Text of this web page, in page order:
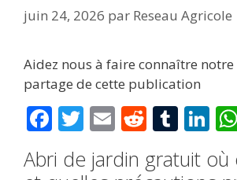
juin 24, 2026 par Reseau Agricole
Aidez nous à faire connaître notre
partage de cette publication
F
ac
e
T
itt
E
m
ai
R
d
T
m
Li
n
k
Abri de jardin gratuit où